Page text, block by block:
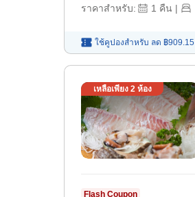
ราคาสำหรับ: 1 คืน |
ใช้คูปองสำหรับ ลด ฿909.15
เหลือเพียง 2ห้อง
Flash Coupon